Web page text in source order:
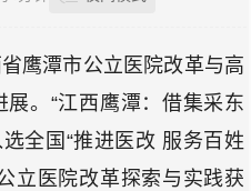
鹰潭市公立医院改革与高
。“江西鹰潭：借集采东
选全国“推进医改 服务百姓
立医院改革探索与实践获